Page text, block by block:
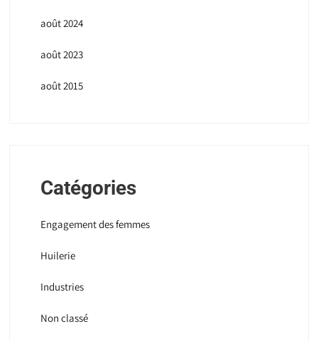
août 2024
août 2023
août 2015
Catégories
Engagement des femmes
Huilerie
Industries
Non classé